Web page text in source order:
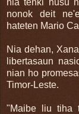
nonok deit
hateten Mario
Nia dehan,
libertasaun
nian ho
Timor-Leste.
"Maibe liu tiha